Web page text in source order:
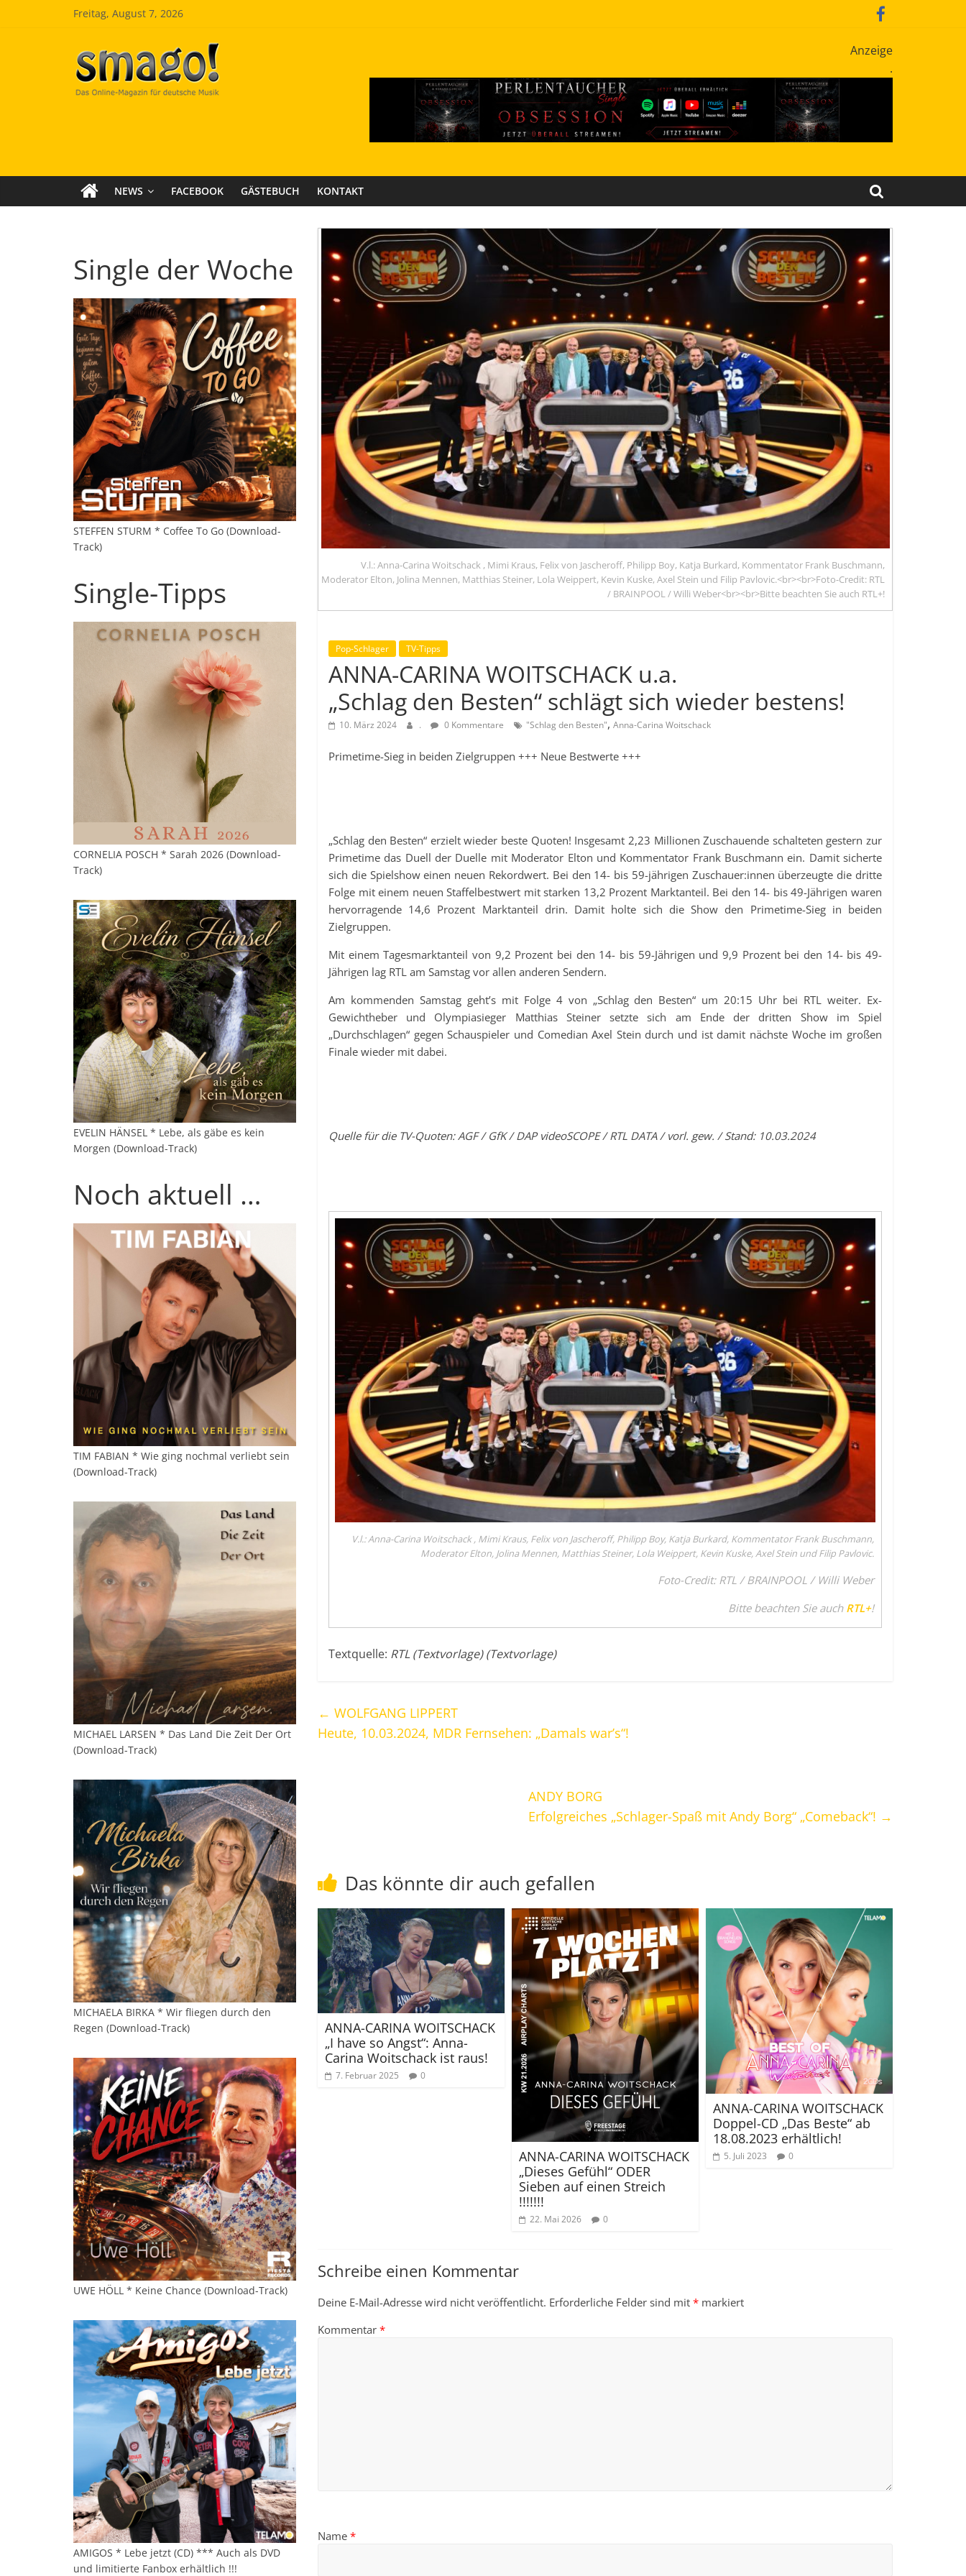
Freitag, August 7, 2026
Smago
SchlagerMAGazinOnline
Anzeige
.
NEWS FACEBOOK GÄSTEBUCH KONTAKT
V.l.: Anna-Carina Woitschack , Mimi Kraus, Felix von Jascheroff, Philipp Boy, Katja Burkard, Kommentator Frank Buschmann,
Moderator Elton, Jolina Mennen, Matthias Steiner, Lola Weippert, Kevin Kuske, Axel Stein und Filip Pavlovic.<br><br>Foto-Credit: RTL
/ BRAINPOOL / Willi Weber<br><br>Bitte beachten Sie auch RTL+!
Pop-Schlager TV-Tipps
ANNA-CARINA WOITSCHACK u.a.
„Schlag den Besten“ schlägt sich wieder bestens!
10. März 2024 . 0 Kommentare "Schlag den Besten", Anna-Carina Woitschack
Primetime-Sieg in beiden Zielgruppen +++ Neue Bestwerte +++
„Schlag den Besten“ erzielt wieder beste Quoten! Insgesamt 2,23 Millionen Zuschauende schalteten gestern zur
Primetime das Duell der Duelle mit Moderator Elton und Kommentator Frank Buschmann ein. Damit sicherte
sich die Spielshow einen neuen Rekordwert. Bei den 14- bis 59-jährigen Zuschauer:innen überzeugte die dritte
Folge mit einem neuen Staffelbestwert mit starken 13,2 Prozent Marktanteil. Bei den 14- bis 49-Jährigen waren
hervorragende 14,6 Prozent Marktanteil drin. Damit holte sich die Show den Primetime-Sieg in beiden
Zielgruppen.
Mit einem Tagesmarktanteil von 9,2 Prozent bei den 14- bis 59-Jährigen und 9,9 Prozent bei den 14- bis 49-
Jährigen lag RTL am Samstag vor allen anderen Sendern.
Am kommenden Samstag geht’s mit Folge 4 von „Schlag den Besten“ um 20:15 Uhr bei RTL weiter. Ex-
Gewichtheber und Olympiasieger Matthias Steiner setzte sich am Ende der dritten Show im Spiel
„Durchschlagen“ gegen Schauspieler und Comedian Axel Stein durch und ist damit nächste Woche im großen
Finale wieder mit dabei.
Quelle für die TV-Quoten: AGF / GfK / DAP videoSCOPE / RTL DATA / vorl. gew. / Stand: 10.03.2024
V.l.: Anna-Carina Woitschack , Mimi Kraus, Felix von Jascheroff, Philipp Boy, Katja Burkard, Kommentator Frank Buschmann,
Moderator Elton, Jolina Mennen, Matthias Steiner, Lola Weippert, Kevin Kuske, Axel Stein und Filip Pavlovic.
Foto-Credit: RTL / BRAINPOOL / Willi Weber
Bitte beachten Sie auch RTL+!
Textquelle: RTL (Textvorlage) (Textvorlage)
← WOLFGANG LIPPERT
Heute, 10.03.2024, MDR Fernsehen: „Damals war’s“!
ANDY BORG
Erfolgreiches „Schlager-Spaß mit Andy Borg“ „Comeback“! →
Das könnte dir auch gefallen
ANNA-CARINA WOITSCHACK
„I have so Angst“: Anna-
Carina Woitschack ist raus!
7. Februar 2025 0
ANNA-CARINA WOITSCHACK
„Dieses Gefühl“ ODER
Sieben auf einen Streich
!!!!!!!
22. Mai 2026 0
ANNA-CARINA WOITSCHACK
Doppel-CD „Das Beste“ ab
18.08.2023 erhältlich!
5. Juli 2023 0
Schreibe einen Kommentar
Deine E-Mail-Adresse wird nicht veröffentlicht. Erforderliche Felder sind mit * markiert
Kommentar *
Name *
Single der Woche
STEFFEN STURM * Coffee To Go (Download-
Track)
Single-Tipps
CORNELIA POSCH * Sarah 2026 (Download-
Track)
EVELIN HÄNSEL * Lebe, als gäbe es kein
Morgen (Download-Track)
Noch aktuell …
TIM FABIAN * Wie ging nochmal verliebt sein
(Download-Track)
MICHAEL LARSEN * Das Land Die Zeit Der Ort
(Download-Track)
MICHAELA BIRKA * Wir fliegen durch den
Regen (Download-Track)
UWE HÖLL * Keine Chance (Download-Track)
AMIGOS * Lebe jetzt (CD) *** Auch als DVD
und limitierte Fanbox erhältlich !!!